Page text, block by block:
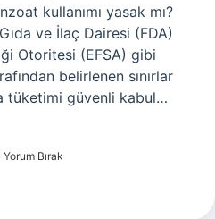
kullanımı yasak mı?
ve İlaç Dairesi (FDA)
Otoritesi (EFSA) gibi
belirlenen sınırlar
tüketimi güvenli kabul…
Yorum Bırak